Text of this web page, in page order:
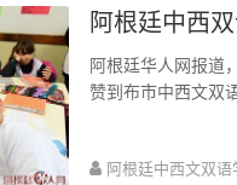
阿根廷中西
阿根廷华人网报道
赞到布市中西文双
阿根廷中西文双语